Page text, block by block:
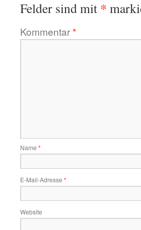
Felder sind mit *
Kommentar*
Name *
E-Mail-Adresse *
Website